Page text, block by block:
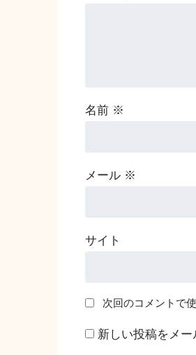
名前 ※
メール ※
サイト
次回のコメントで
新しい投稿をメー